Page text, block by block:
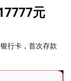
元
行卡，首次存款